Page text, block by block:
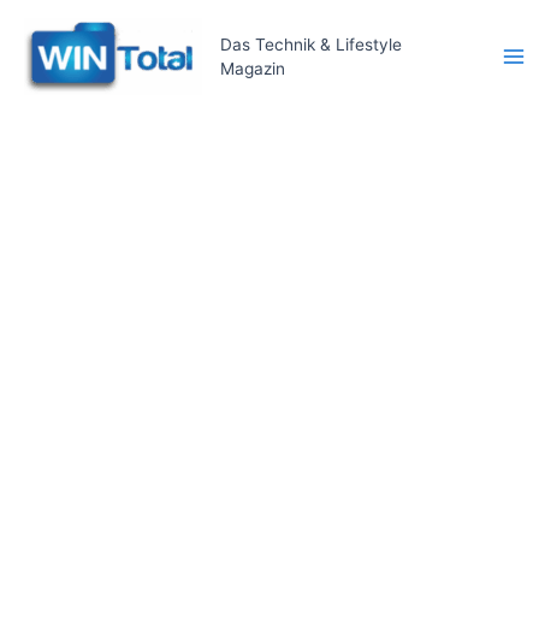
Inhalt
springen
Das Technik & Lifestyle
Magazin